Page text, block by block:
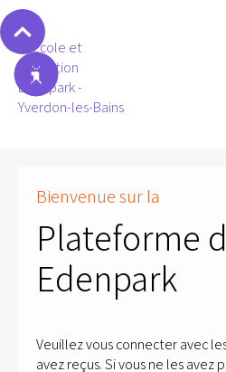
Bienvenue sur la
Plateforme
Edenpark
Veuillez vous connecter avec
avez reçus. Si vous ne les avez